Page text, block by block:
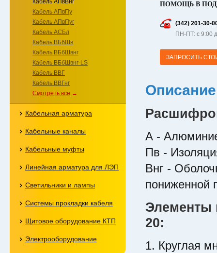
Кабель АПвВнг
Кабель АПвПу
Кабель АПвПуг
Кабель АСБл
Кабель ВБбШв
Кабель ВБбШвнг
Кабель ВБбШвнг-LS
Кабель ВВГ
Кабель ВВГнг
Смотреть все →
Кабельная арматура
Кабельные каналы
Кабельные муфты
Линейная арматура для ЛЭП
Светильники и лампы
Системы прокладки кабеля
Щитовое оборудование КТП
Электрооборудование
ПОМОЩЬ В
(342) 201-30-
ПН-ПТ: с 9:00
ЗАПРОСИТЬ
Описание
А -
Пв -
Внг -
пониженной
Элементы
20:
1. Круглая